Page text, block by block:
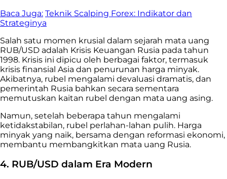
Baca Juga: Teknik Scalping Forex: Indikator dan
Strateginya
Salah satu momen krusial dalam sejarah mata uang
RUB/USD adalah Krisis Keuangan Rusia pada tahun
1998. Krisis ini dipicu oleh berbagai faktor, termasuk
krisis finansial Asia dan penurunan harga minyak.
Akibatnya, rubel mengalami devaluasi dramatis, dan
pemerintah Rusia bahkan secara sementara
memutuskan kaitan rubel dengan mata uang asing.
Namun, setelah beberapa tahun mengalami
ketidakstabilan, rubel perlahan-lahan pulih. Harga
minyak yang naik, bersama dengan reformasi ekonomi,
membantu membangkitkan mata uang Rusia.
4. RUB/USD dalam Era Modern